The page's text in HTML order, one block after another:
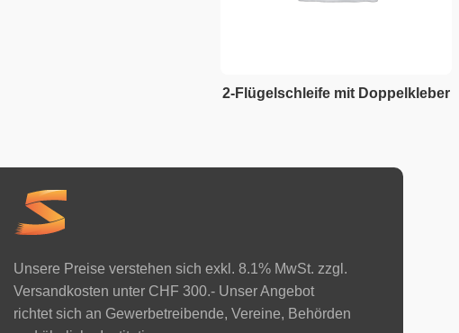
2-Flügelschleife mit Doppelkleber
Unsere Preise verstehen sich exkl. 8.1% MwSt. zzgl.
Versandkosten unter CHF 300.- Unser Angebot
richtet sich an Gewerbetreibende, Vereine, Behörden